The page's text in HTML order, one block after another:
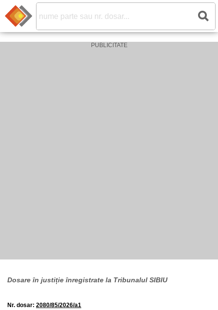
Dosare în justiție înregistrate la Tribunalul SIBIU
Nr. dosar: 2080/85/2026/a1